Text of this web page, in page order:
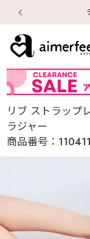
リブ ストラップ
ラジャー
商品番号：